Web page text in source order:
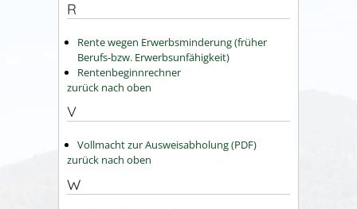
R
Rente wegen Erwerbsminderung (früher
Berufs-bzw. Erwerbsunfähigkeit)
Rentenbeginnrechner
zurück nach oben
V
Vollmacht zur Ausweisabholung (PDF)
zurück nach oben
W